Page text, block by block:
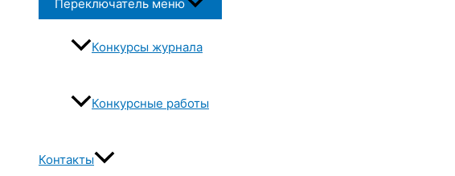
Переключатель меню
Конкурсы журнала
Конкурсные работы
Контакты